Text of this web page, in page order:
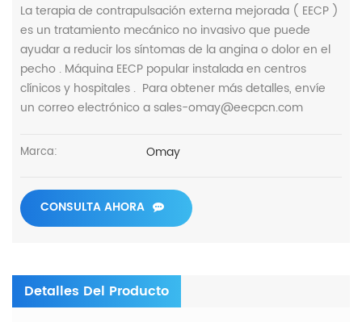
La terapia de contrapulsación externa mejorada ( EECP )
es un tratamiento mecánico no invasivo que puede
ayudar a reducir los síntomas de la angina o dolor en el
pecho . Máquina EECP popular instalada en centros
clínicos y hospitales . Para obtener más detalles, envíe
un correo electrónico a sales-omay@eecpcn.com
Marca: Omay
CONSULTA AHORA
Detalles Del Producto